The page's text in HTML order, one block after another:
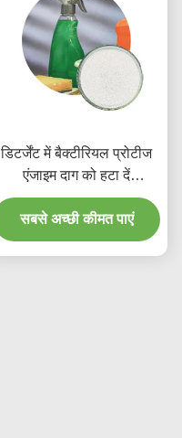
डिटर्जेंट में बैक्टीरियल प्रोटीज
एंजाइम दाग को हटा दें
हाइड्रोलाइज प्रोटीन
सबसे अच्छी कीमत पाएं